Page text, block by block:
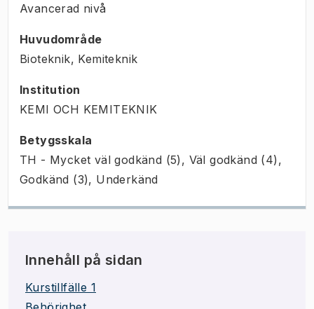
Avancerad nivå
Huvudområde
Bioteknik, Kemiteknik
Institution
KEMI OCH KEMITEKNIK
Betygsskala
TH - Mycket väl godkänd (5), Väl godkänd (4),
Godkänd (3), Underkänd
Innehåll på sidan
Kurstillfälle 1